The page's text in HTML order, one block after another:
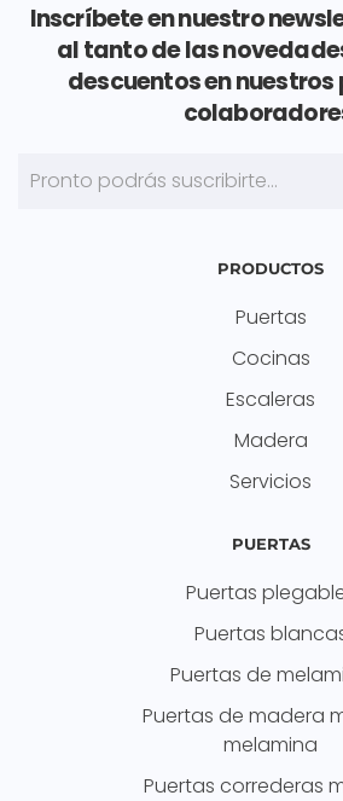
Inscríbete en nuestro
al tanto de las
descuentos en
PRODUCTOS
Puertas
Cocinas
Escaleras
Madera
Servicios
PUERTAS
Puertas
Puertas
Puertas de
Puertas de madera
melamina
Puertas correderas